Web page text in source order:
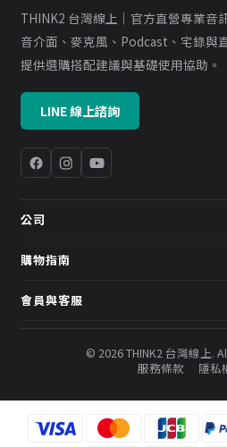
THINK2 台灣線上｜官方直營專業音
音介面、麥克風、Podcast、宅錄與
提供選購搭配建議與基礎使用協助。
LINE 線上諮詢
公司
關於我們
預約諮詢
購物指南
配送說明
常見問題
會員與客服
會員中心
© 2026 THINK2 台灣線上.
服務條款
隱私